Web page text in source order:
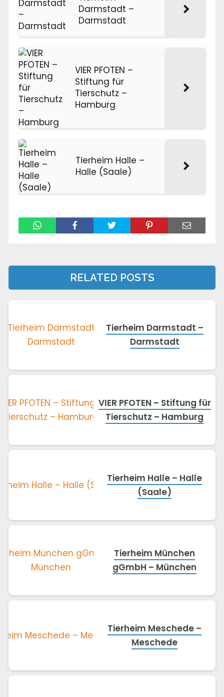
Darmstadt –
Darmstadt
VIER PFOTEN –
Stiftung für
Tierschutz –
Hamburg
Tierheim Halle –
Halle (Saale)
RELATED POSTS
Tierheim Darmstadt –
Darmstadt
VIER PFOTEN – Stiftung für
Tierschutz – Hamburg
Tierheim Halle – Halle
(Saale)
Tierheim München
gGmbH – München
Tierheim Meschede –
Meschede